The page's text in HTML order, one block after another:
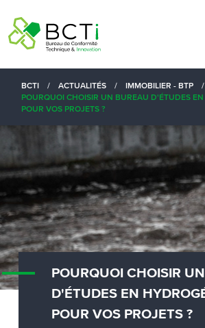
BCTI / ACTUALITÉS / IMMOBILIER - BTP
/
POURQUOI CHOISIR UN BUREAU D'ÉTUDES
POUR VOS PROJETS ?
POURQUOI CHOISIR
D'ÉTUDES EN
POUR VOS PROJETS ?